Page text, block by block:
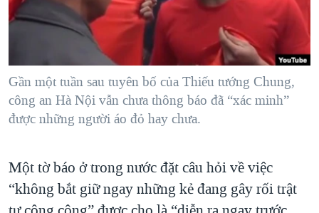
"Tìm"NGƯỜI VIỆT HẢI NGOẠI
KINH TẾ
KHOA HỌC
SỨC KHOẺ
THỂ THAO
GIÁO DỤC
HÀNH TRÌNH BẦU CỬ 2024
MỘT NĂM CHIẾN TRANH TẠI DẢI GAZA
GIẢI MÃ VÀNH ĐAI & CON ĐƯỜNG
NGÀY TỊ NẠN THẾ GIỚI
CHI PHÍ CHIẾN TRANH AFGHANISTAN
CÁC GIÁ TRỊ CỘNG HÒA Ở VIỆT NAM
VIDEO
MẠNG XÃ HỘI
Gần một tuần sau tuyên bố của Thiếu tướng Chung,
công an Hà Nội vẫn chưa thông báo đã “xác minh”
được những người áo đỏ hay chưa.
Một tờ báo ở trong nước đặt câu hỏi về việc
“không bắt giữ ngay những kẻ đang gây rối trật